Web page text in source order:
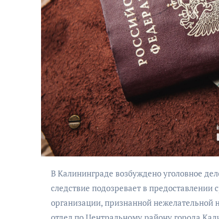
В Калининграде возбуждено уголовное дело в отношении 55-летней местной жительницы, которую
следствие подозревает в
организации, признанной нежелательной
АФИША
Музыкально-
поэтический
моноспектакль
четверти пути»